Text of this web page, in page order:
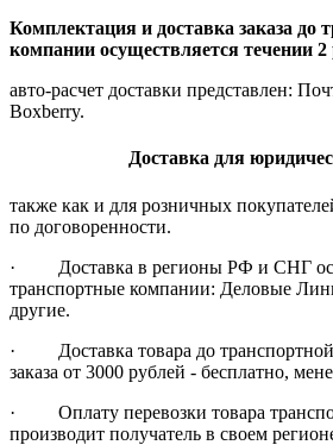
Комплектация и доставка заказа до
компании осуществляется течении 2
авто-расчет доставки представлен:
Boxberry.
Доставка для
также как и для розничных
по договоренности.
· Доставка в регионы РФ и СНГ
транспортные компании: Деловые
другие.
· Доставка товара до
заказа от 3000 рублей - бесплатно,
· Оплату перевозки товара
производит получатель в своем